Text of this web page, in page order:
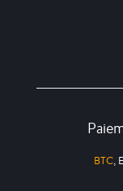
BTC,